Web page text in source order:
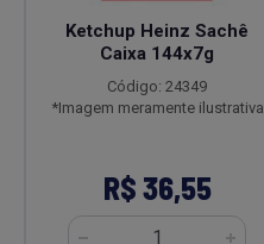
Ketchup Heinz Sachê
Caixa 144x7g
Código: 24349
*Imagem meramente ilustrativa
R$ 36,55